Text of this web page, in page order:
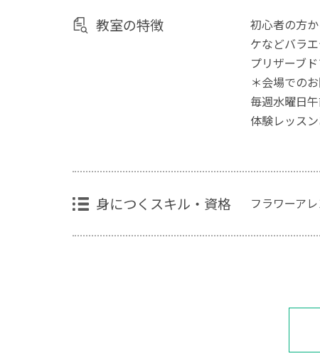
教室の特徴
初心者の方
ケなどバラ
プリザーブ
＊会場での
毎週水曜日
体験レッス
身につくスキル・資格 フラワーア